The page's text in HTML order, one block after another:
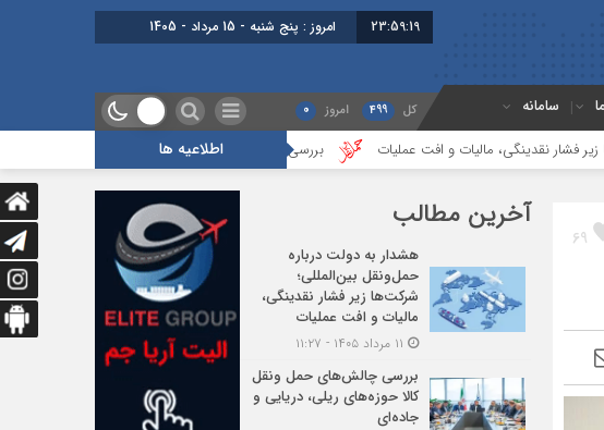
23:59:19 برابر با : Thursday - 6 August - 2026
سامانه کل 499 امروز 0
اطلاعیه ها مالیات و افت عملیات بررسی چالش‌های حمل ونقل کالا حوزه‌های ریلی، دریایی و جاده‌ای
69
آخرین مطالب
هشدار به دولت درباره
حمل‌ونقل بین‌المللی؛
شرکت‌ها زیر فشار نقدینگی،
مالیات و افت عملیات
بررسی چالش‌های حمل ونقل
کالا حوزه‌های ریلی، دریایی و
جاده‌ای